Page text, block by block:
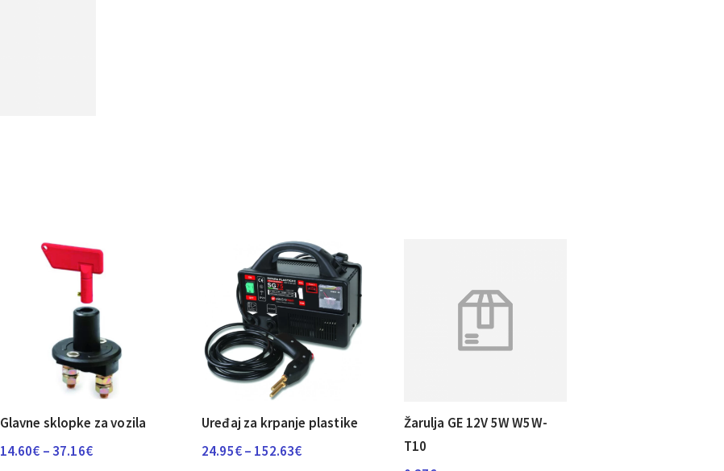
Glavne sklopke za vozila
14.60€ – 37.16€Raspon
Uređaj za krpanje plastike
24.95€– 152.63€Raspon
Žarulja GE 12V 5W W5W-
T10